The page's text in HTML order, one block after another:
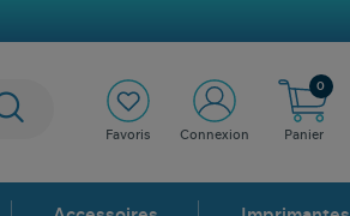
Favoris Connexion Panier
0